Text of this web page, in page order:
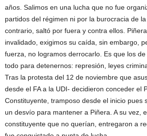
años. Salimos en una lucha que no fue
partidos del régimen ni por la burocracia de
contrario, saltó por fuera y contra ellos.
invalidado, exigimos su caída, sin embargo,
fuerza, no logramos derrocarlo. Es que los
todo para detenernos: represión, leyes
Tras la protesta del 12 de noviembre que
desde el FA a la UDI- decidieron conceder el
Constituyente, tramposo desde el inicio pues
un desvío para mantener a Piñera. A su vez,
constituyente que no querían, entregaron a